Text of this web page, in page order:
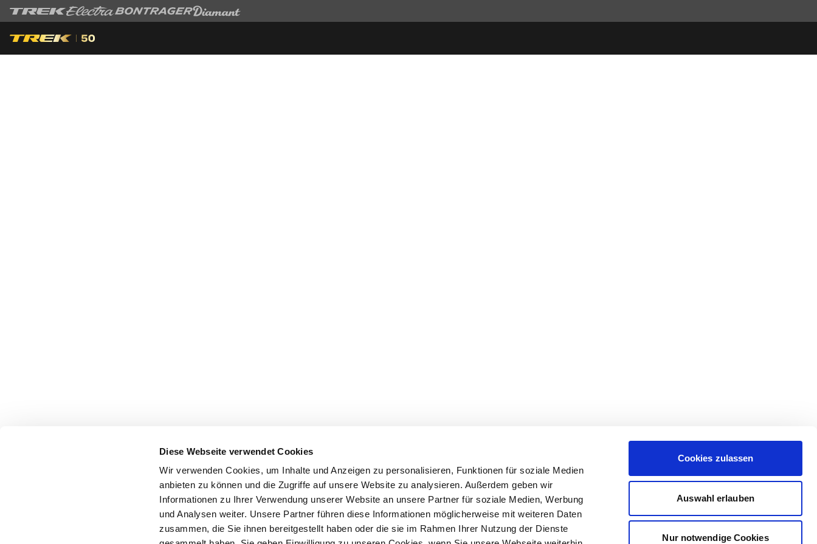
Diese Webseite verwendet Cookies
Wir verwenden Cookies, um Inhalte und Anzeigen zu personalisieren, Funktionen für soziale Medien
anbieten zu können und die Zugriffe auf unsere Website zu analysieren. Außerdem geben wir
Informationen zu Ihrer Verwendung unserer Website an unsere Partner für soziale Medien, Werbung
und Analysen weiter. Unsere Partner führen diese Informationen möglicherweise mit weiteren Daten
zusammen, die Sie ihnen bereitgestellt haben oder die sie im Rahmen Ihrer Nutzung der Dienste
Cookies zulassen
Auswahl erlauben
Nur notwendige Cookies